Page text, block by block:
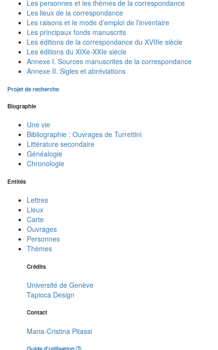
Les personnes et les thèmes de la correspondance
Les lieux de la correspondance
Les raisons et le mode d’emploi de l’inventaire
Les principaux fonds manuscrits
Les éditions de la correspondance du XVIIIe siècle
Les éditions du XIXe-XXIe siècle
Annexe I. Sources manuscrites de la correspondance
Annexe II. Sigles et abréviations
Projet de recherche
Biographie
Une vie
Bibliographie : Ouvrages de Turrettini
Littérature secondaire
Généalogie
Chronologie
Entités
Lettres
Lieux
Carte
Ouvrages
Personnes
Thèmes
Crédits
Université de Genève
Tapioca Design
Contact
Maria-Cristina Pitassi